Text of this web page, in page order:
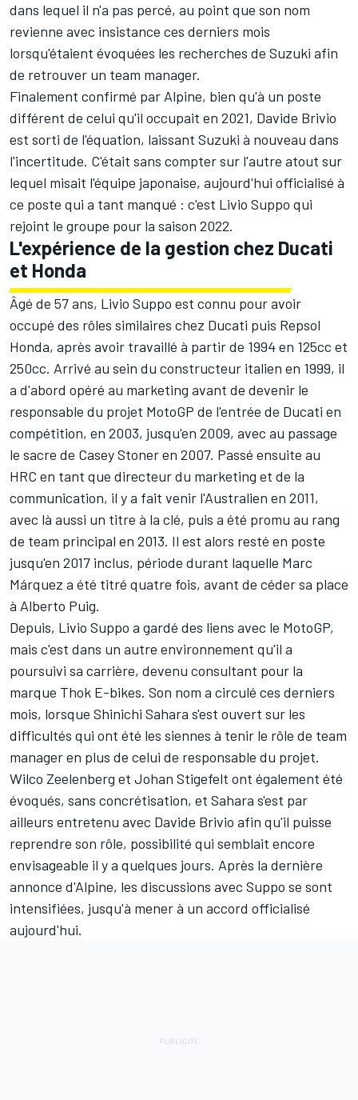
dans lequel il n'a pas percé, au point que son nom
revienne avec insistance ces derniers mois
lorsqu'étaient évoquées les recherches de Suzuki afin
de retrouver un team manager.
Finalement confirmé par Alpine, bien qu'à un poste
différent de celui qu'il occupait en 2021, Davide Brivio
est sorti de l'équation, laissant Suzuki à nouveau dans
l'incertitude. C'était sans compter sur l'autre atout sur
lequel misait l'équipe japonaise, aujourd'hui officialisé à
ce poste qui a tant manqué : c'est Livio Suppo qui
rejoint le groupe pour la saison 2022.
L'expérience de la gestion chez Ducati
et Honda
Âgé de 57 ans, Livio Suppo est connu pour avoir
occupé des rôles similaires chez Ducati puis Repsol
Honda, après avoir travaillé à partir de 1994 en 125cc et
250cc. Arrivé au sein du constructeur italien en 1999, il
a d'abord opéré au marketing avant de devenir le
responsable du projet MotoGP de l'entrée de Ducati en
compétition, en 2003, jusqu'en 2009, avec au passage
le sacre de Casey Stoneren 2007. Passé ensuite au
HRC en tant que directeur du marketing et de la
communication, il y a fait venir l'Australien en 2011,
avec là aussi un titre à la clé, puis a été promu au rang
de team principal en 2013. Il est alors resté en poste
jusqu'en 2017 inclus, période durant laquelle Marc
Márquez a été titré quatre fois, avant de céder sa place
à Alberto Puig.
Depuis, Livio Suppo a gardé des liens avec le MotoGP,
mais c'est dans un autre environnement qu'il a
poursuivi sa carrière, devenu consultant pour la
marque Thok E-bikes. Son nom a circulé ces derniers
mois, lorsque Shinichi Sahara s'est ouvert sur les
difficultés qui ont été les siennes à tenir le rôle de team
manager en plus de celui de responsable du projet.
Wilco Zeelenberg et Johan Stigefelt ont également été
évoqués, sans concrétisation, et Sahara s'est par
ailleurs entretenu avec Davide Brivio afin qu'il puisse
reprendre son rôle, possibilité qui semblait encore
envisageable il y a quelques jours. Après la dernière
annonce d'Alpine, les discussions avec Suppo se sont
intensifiées, jusqu'à mener à un accord officialisé
aujourd'hui.